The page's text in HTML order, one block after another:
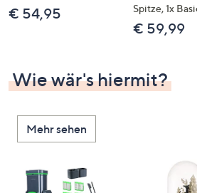
€ 54,95
Spitze, 1x
€ 59,99
Wie wär's hiermit?
Mehr sehen